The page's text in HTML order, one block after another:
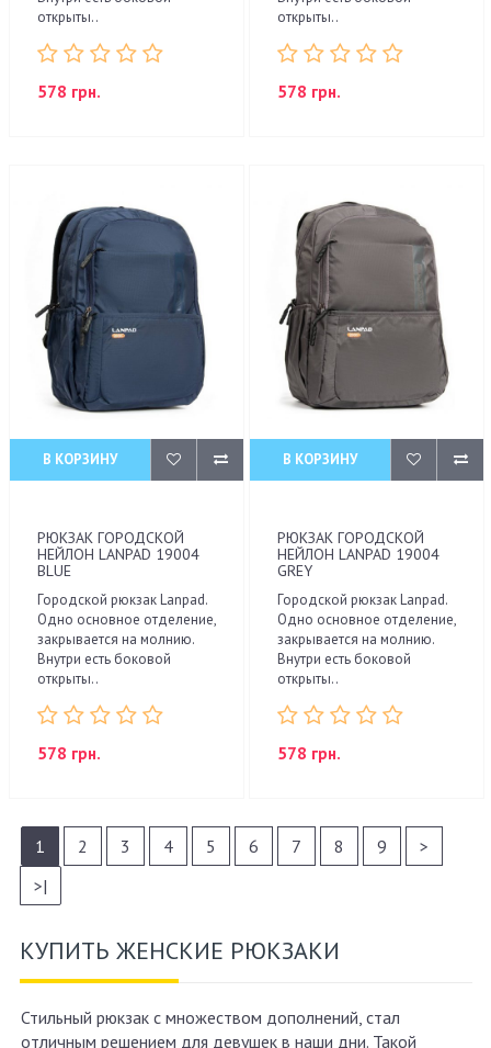
открыты..
578 грн.
открыты..
578 грн.
В КОРЗИНУ
РЮКЗАК ГОРОДСКОЙ
НЕЙЛОН LANPAD 19004
BLUE
Городской рюкзак Lanpad.
Одно основное отделение,
закрывается на молнию.
Внутри есть боковой
открыты..
578 грн.
В КОРЗИНУ
РЮКЗАК ГОРОДСКОЙ
НЕЙЛОН LANPAD 19004
GREY
Городской рюкзак Lanpad.
Одно основное отделение,
закрывается на молнию.
Внутри есть боковой
открыты..
578 грн.
1 2 3 4 5 6 7 8 9
>
>|
КУПИТЬ ЖЕНСКИЕ РЮКЗАКИ
Стильный рюкзак с множеством дополнений, стал
отличным решением для девушек в наши дни. Такой